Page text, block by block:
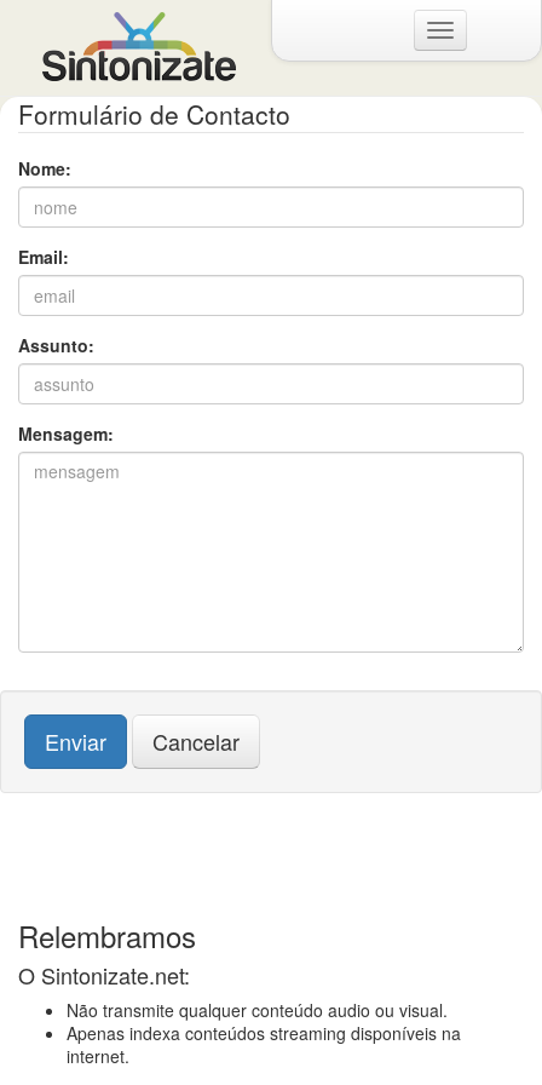
Menu
Formulário de Contacto
Nome:
Email:
Assunto:
Mensagem:
Enviar Cancelar
Relembramos
O Sintonizate.net:
Não transmite qualquer conteúdo audio ou visual.
Apenas indexa conteúdos streaming disponíveis na
internet.